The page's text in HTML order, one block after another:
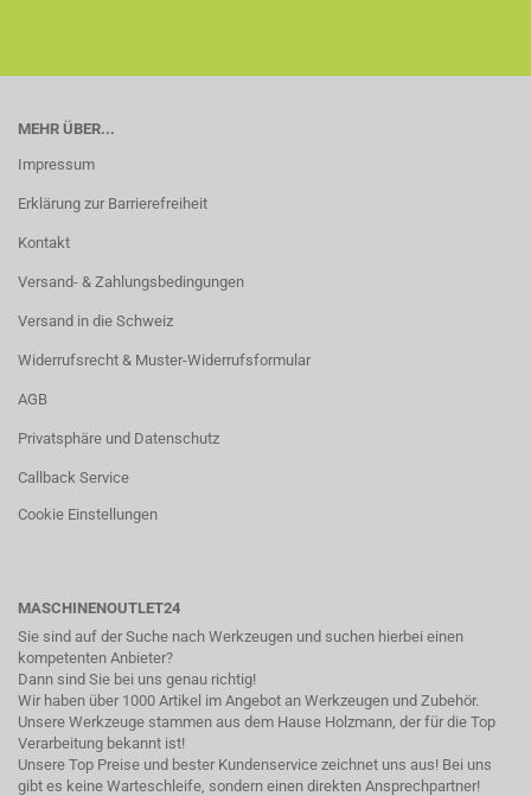
MEHR ÜBER...
Impressum
Erklärung zur Barrierefreiheit
Kontakt
Versand- & Zahlungsbedingungen
Versand in die Schweiz
Widerrufsrecht & Muster-Widerrufsformular
AGB
Privatsphäre und Datenschutz
Callback Service
Cookie Einstellungen
MASCHINENOUTLET24
Sie sind auf der Suche nach Werkzeugen und suchen hierbei einen
kompetenten Anbieter?
Dann sind Sie bei uns genau richtig!
Wir haben über 1000 Artikel im Angebot an Werkzeugen und Zubehör.
Unsere Werkzeuge stammen aus dem Hause Holzmann, der für die Top
Verarbeitung bekannt ist!
Unsere Top Preise und bester Kundenservice zeichnet uns aus! Bei uns
gibt es keine Warteschleife, sondern einen direkten Ansprechpartner!